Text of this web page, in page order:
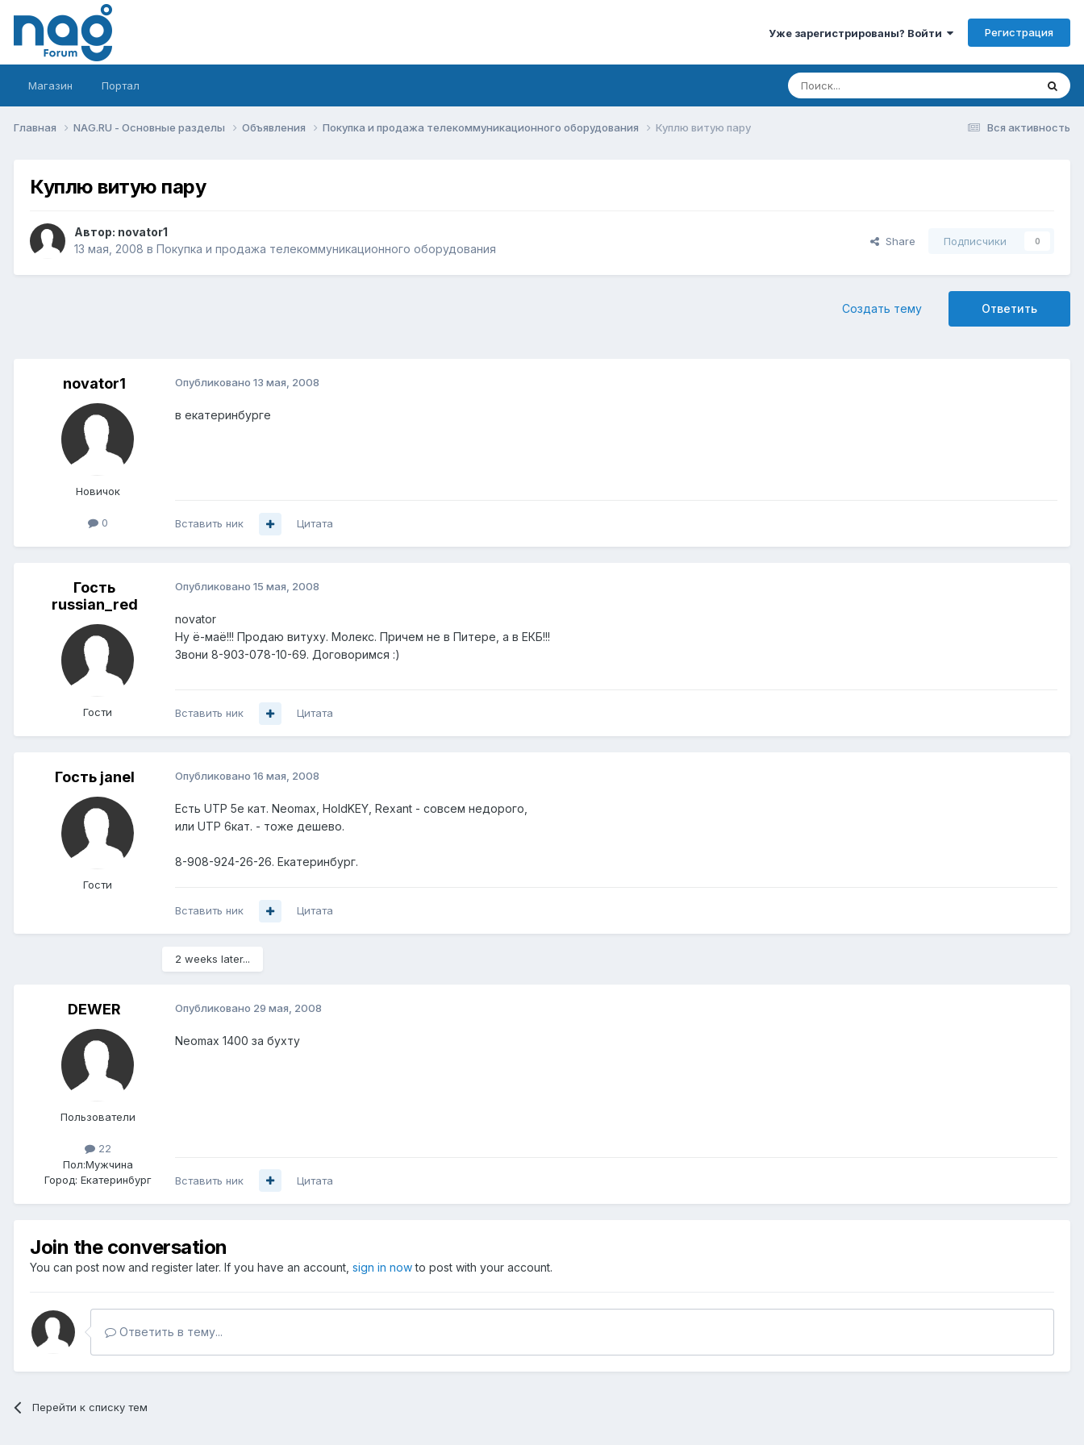
Уже зарегистрированы? Войти Регистрация
Магазин Портал
Вся активность
Главная NAG.RU - Основные разделы Объявления Покупка и продажа телекоммуникационного оборудования Куплю витую пару
Куплю витую пару
Автор: novator1
13 мая, 2008 в Покупка и продажа телекоммуникационного оборудования
Share Подписчики 0
Ответить
Создать тему
novator1
Новичок
0
Опубликовано 13 мая, 2008
в екатеринбурге
Вставить ник Цитата
Гость
russian_red
Гости
Опубликовано 15 мая, 2008
novator
Ну ё-маё!!! Продаю витуху. Молекс. Причем не в Питере, а в ЕКБ!!!
Звони 8-903-078-10-69. Договоримся :)
Вставить ник Цитата
Гость janel
Гости
Опубликовано 16 мая, 2008
Есть UTP 5e кат. Neomax, HoldKEY, Rexant - совсем недорого,
или UTP 6кат. - тоже дешево.
8-908-924-26-26. Екатеринбург.
Вставить ник Цитата
2 weeks later...
DEWER
Пользователи
22
Пол:Мужчина
Город: Екатеринбург
Опубликовано 29 мая, 2008
Neomax 1400 за бухту
Вставить ник Цитата
Join the conversation
You can post now and register later. If you have an account, sign in nowto post with your account.
Ответить в тему...
Перейти к списку тем